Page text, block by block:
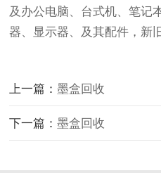
及办公电脑、台式机、笔记
器、显示器、及其配件，新
上一篇：墨盒回收
下一篇：墨盒回收